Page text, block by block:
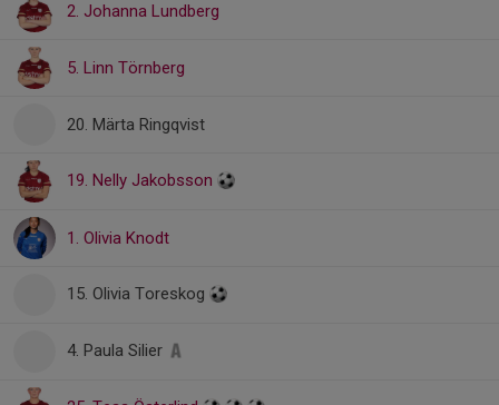
2. Johanna Lundberg
5. Linn Törnberg
20. Märta Ringqvist
19. Nelly Jakobsson
1. Olivia Knodt
15. Olivia Toreskog
4. Paula Silier